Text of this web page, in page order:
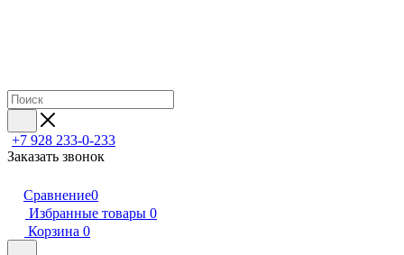
+7 928 233-0-233
Заказать звонок
Сравнение0
Избранные товары 0
Корзина 0